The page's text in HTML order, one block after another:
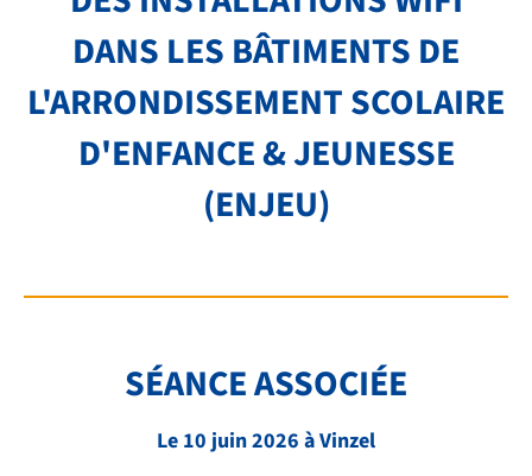
NOS PRESTATIONS
TRANSPORTS
FAQ
LIENS ET DOCUMENTS UTILES
BIBLIOTHÈQUE
DANS LES BÂTIMENTS DE
L'ARRONDISSEMENT SCOLAIRE
D'ENFANCE & JEUNESSE
(ENJEU)
SÉANCE ASSOCIÉE
Le 10 juin 2026 à Vinzel